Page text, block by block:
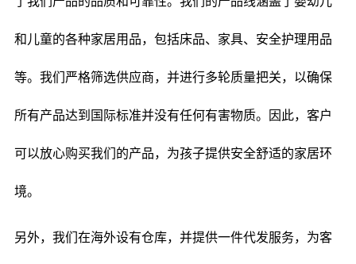
和儿童的各种家居用品，包括床品、家具、安全护理用品
等。我们严格筛选供应商，并进行多轮质量把关，以确保
所有产品达到国际标准并没有任何有害物质。因此，客户
可以放心购买我们的产品，为孩子提供安全舒适的家居环
境。
另外，我们在海外设有仓库，并提供一件代发服务，为客